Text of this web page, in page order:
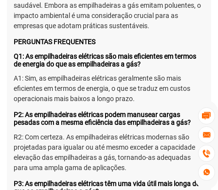




saudável. Embora as empilhadeiras a gás emitam poluentes, o
impacto ambiental é uma consideração crucial para as
empresas que adotam práticas sustentáveis.
PERGUNTAS FREQUENTES
Q1: As empilhadeiras elétricas são mais eficientes em termos
de energia do que as empilhadeiras a gás?
A1: Sim, as empilhadeiras elétricas geralmente são mais
eficientes em termos de energia, o que se traduz em custos
operacionais mais baixos a longo prazo.
P2: As empilhadeiras elétricas podem manusear cargas
pesadas com a mesma eficiência das empilhadeiras a gás?
R2: Com certeza. As empilhadeiras elétricas modernas são
projetadas para igualar ou até mesmo exceder a capacidade de
elevação das empilhadeiras a gás, tornando-as adequadas
para uma ampla gama de aplicações.
P3: As empilhadeiras elétricas têm uma vida útil mais longa do